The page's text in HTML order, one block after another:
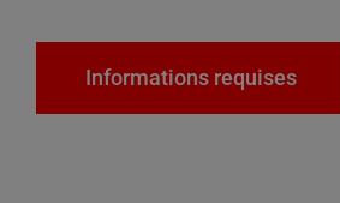
Informations requises